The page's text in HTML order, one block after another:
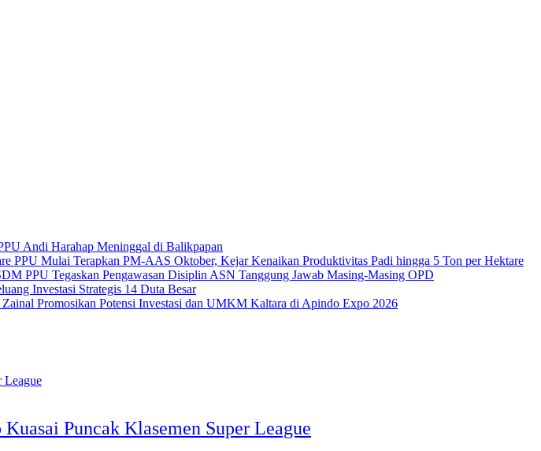
Andi Harahap Meninggal di Balikpapan
PPU Mulai Terapkan PM-AAS Oktober, Kejar Kenaikan Produktivitas Padi hingga 5 Ton per Hektare
PPU Tegaskan Pengawasan Disiplin ASN Tanggung Jawab Masing-Masing OPD
Investasi Strategis 14 Duta Besar
Promosikan Potensi Investasi dan UMKM Kaltara di Apindo Expo 2026
Puncak Klasemen Super League